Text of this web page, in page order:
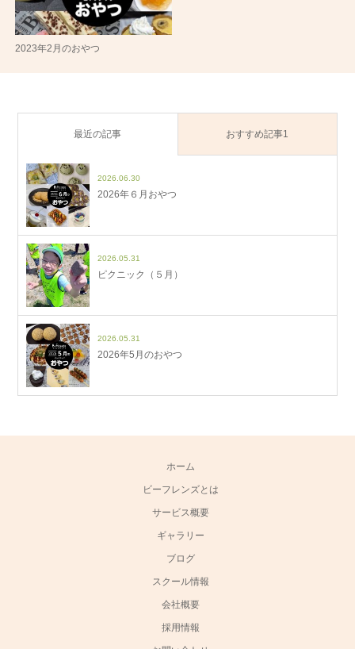
2023年2月のおやつ
最近の記事 おすすめ記事1
2026.06.30
2026年６月おやつ
2026.05.31
ピクニック（５月）
2026.05.31
2026年5月のおやつ
ホーム
ビーフレンズとは
サービス概要
ギャラリー
ブログ
スクール情報
会社概要
採用情報